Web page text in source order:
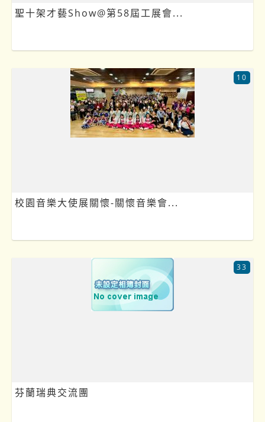
聖十架才藝Show@第58屆工展會...
校園音樂大使展關懷-關懷音樂會...
10
芬蘭瑞典交流團
33